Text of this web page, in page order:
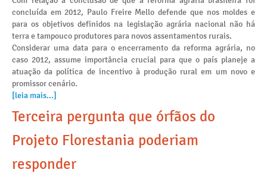
concluída em 2012, Paulo Freire Mello defende que nos moldes e
para os objetivos definidos na legislação agrária nacional não há
terra e tampouco produtores para novos assentamentos rurais.
Considerar uma data para o encerramento da reforma agrária, no
caso 2012, assume importância crucial para que o país planeje a
atuação da política de incentivo à produção rural em um novo e
promissor cenário.
[leia mais...]
Terceira pergunta que órfãos do
Projeto Florestania poderiam
responder